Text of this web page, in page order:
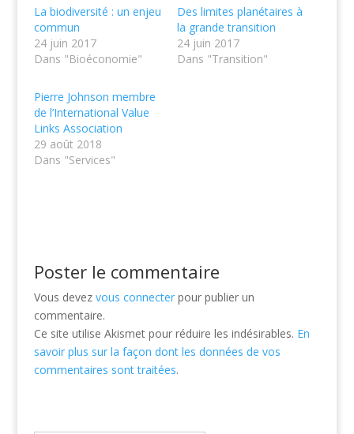
La biodiversité : un enjeu
commun
24 juin 2017
Dans "Bioéconomie"
Des limites planétaires à
la grande transition
24 juin 2017
Dans "Transition"
Pierre Johnson membre
de l’International Value
Links Association
29 août 2018
Dans "Services"
Poster le commentaire
Vous devez vous connecterpour publier un
commentaire.
Ce site utilise Akismet pour réduire les indésirables. En
savoir plus sur la façon dont les données de vos
commentaires sont traitées.